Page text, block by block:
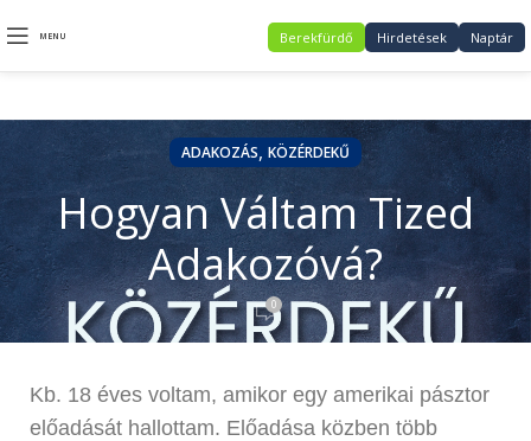
MENU Berekfürdő Hirdetések Naptár
ADAKOZÁS, KÖZÉRDEKŰ
Hogyan Váltam Tized
Adakozóvá?
0
Kb. 18 éves voltam, amikor egy amerikai pásztor
előadását hallottam. Előadása közben több